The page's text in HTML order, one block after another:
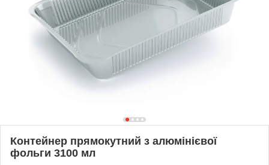
Контейнер прямокутний з алюмінієвої
фольги 3100 мл